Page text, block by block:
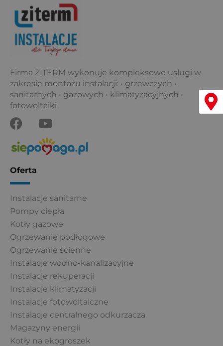
Firma ZITERM wykonuje kompleksowe usługi w
zakresie montażu instalacji: • grzewczych •
sanitarnych • gazowych • klimatyzacyjnych •
fotowoltaiki
F
a
c
e
b
o
k
Y
o
u
t
Oferta
Instalacje sanitarne
Pompy ciepła
Kotły gazowe
Ogrzewanie podłogowe
Ogrzewanie ścienne
Instalacje wodno-kanalizacyjne
Instalacje rekuperacji
Instalacje klimatyzacji
Instalacje fotowoltaiczne
Instalacje centralnego odkurzacza
Magazyny energii
Kotły na ekogroszek
Menu